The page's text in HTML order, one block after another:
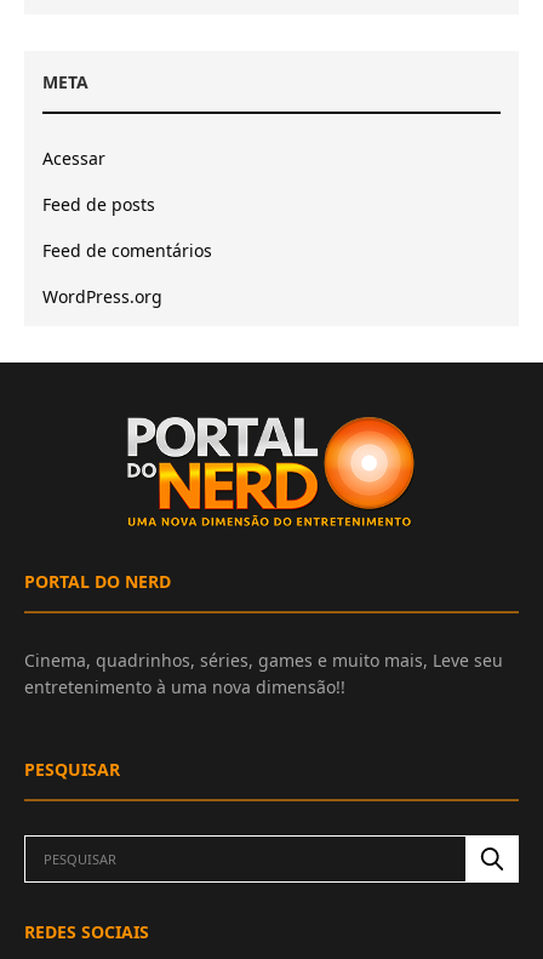
META
Acessar
Feed de posts
Feed de comentários
WordPress.org
PORTAL DO NERD
Cinema, quadrinhos, séries, games e muito mais, Leve seu
entretenimento à uma nova dimensão!!
PESQUISAR
REDES SOCIAIS